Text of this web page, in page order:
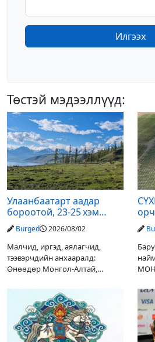
Илгээх
Төстэй мэдээллүүд:
Улаанбаатарт аадар
бороотой, 23-25 хэм
дулаан байна
Burged 2026/08/02
Малчид, иргэд, аялагчид,
тээвэрчдийн анхааралд:
Өнөөдөр Монгол-Алтай,
уулархаг нутгаар бороо, дуу
цахилгаантай аадар бороо
орох тул голуудын усны
түвшин нэмэгдэх, нөөлөг
үр